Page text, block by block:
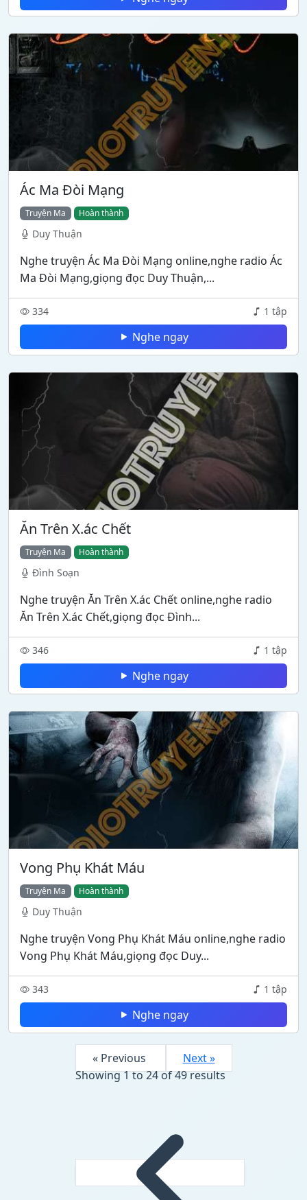
Ác Ma Đòi Mạng
Truyện Ma Hoàn thành
Duy Thuận
Nghe truyện Ác Ma Đòi Mạng online,nghe radio Ác
Ma Đòi Mạng,giọng đọc Duy Thuận,...
334 1 tập
Nghe ngay
Ăn Trên X.ác Chết
Truyện Ma Hoàn thành
Đình Soạn
Nghe truyện Ăn Trên X.ác Chết online,nghe radio
Ăn Trên X.ác Chết,giọng đọc Đình...
346 1 tập
Nghe ngay
Vong Phụ Khát Máu
Truyện Ma Hoàn thành
Duy Thuận
Nghe truyện Vong Phụ Khát Máu online,nghe radio
Vong Phụ Khát Máu,giọng đọc Duy...
343 1 tập
Nghe ngay
« Previous
Next »
Showing1to24of49results